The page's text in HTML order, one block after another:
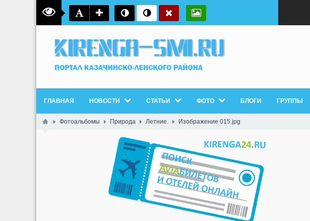
ГЛАВНАЯ НОВОСТИ СТАТЬИ ФОТО БЛОГИ ГРУППЫ
Фотоальбомы Природа Летние. Изображение 015.jpg